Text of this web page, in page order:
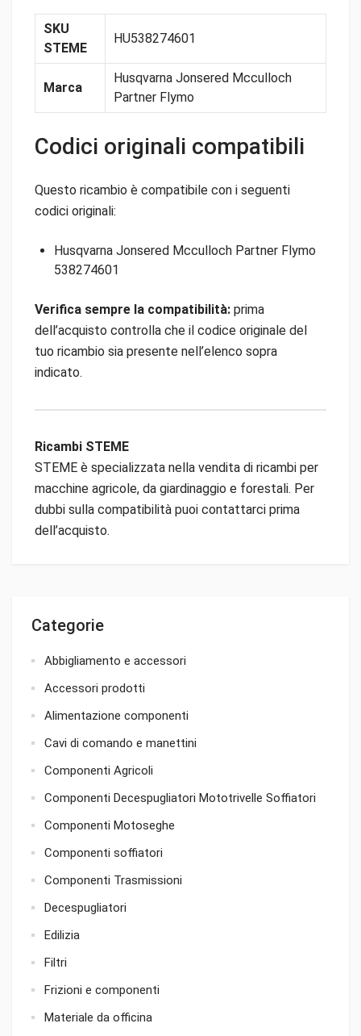
Categorie
Abbigliamento e accessori
Accessori prodotti
Alimentazione componenti
Cavi di comando e manettini
Componenti Agricoli
Componenti Decespugliatori Mototrivelle Soffiatori
Componenti Motoseghe
Componenti soffiatori
Componenti Trasmissioni
Decespugliatori
Edilizia
Filtri
Frizioni e componenti
Materiale da officina
SKU
STEME
HU538274601
Marca
Husqvarna Jonsered Mcculloch
Partner Flymo
Codici originali compatibili
Questo ricambio è compatibile con i seguenti
codici originali:
Husqvarna Jonsered Mcculloch Partner Flymo
538274601
Verifica sempre la compatibilità: prima
dell’acquisto controlla che il codice originale del
tuo ricambio sia presente nell’elenco sopra
indicato.
Ricambi STEME
STEME è specializzata nella vendita di ricambi per
macchine agricole, da giardinaggio e forestali. Per
dubbi sulla compatibilità puoi contattarci prima
dell’acquisto.